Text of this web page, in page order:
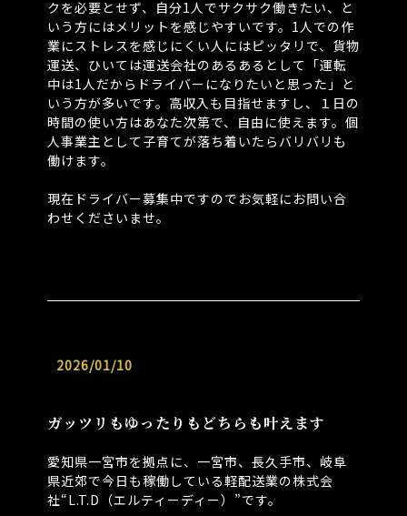
クを必要とせず、自分1人でサクサク働きたい、と
いう方にはメリットを感じやすいです。1人での作
業にストレスを感じにくい人にはピッタリで、貨物
運送、ひいては運送会社のあるあるとして「運転
中は1人だからドライバーになりたいと思った」と
いう方が多いです。高収入も目指せますし、１日の
時間の使い方はあなた次第で、自由に使えます。個
人事業主として子育てが落ち着いたらバリバリも
働けます。
現在ドライバー募集中ですのでお気軽にお問い合
わせくださいませ。
2026/01/10
ガッツリもゆったりもどちらも叶えます
愛知県一宮市を拠点に、一宮市、長久手市、岐阜
県近郊で今日も稼働している軽配送業の株式会
社“L.T.D（エルティーディー）”です。